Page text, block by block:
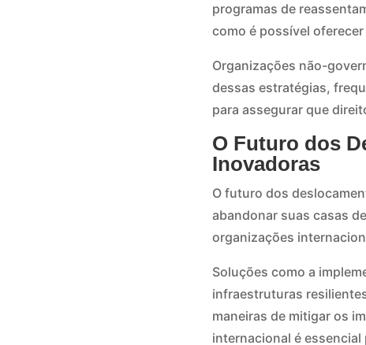
programas de
como é possível
Organizações não-
dessas estratégias,
para assegurar que
O Futuro dos
Inovadoras
O futuro dos
abandonar suas casas
organizações
Soluções como a
infraestruturas
maneiras de mitigar os
internacional é